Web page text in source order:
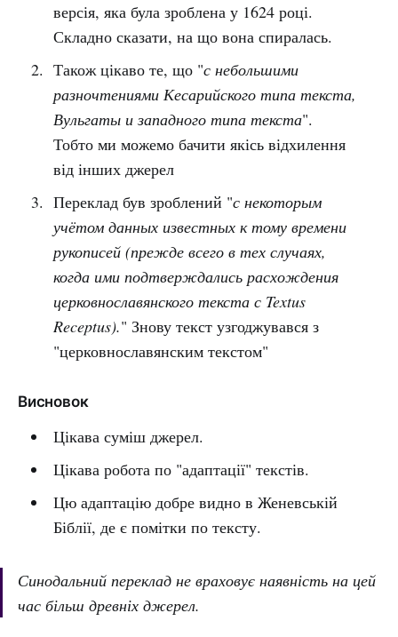
версія, яка була зроблена у 1624 році.
Складно сказати, на що вона спиралась.
Також цікаво те, що "с небольшими
разночтениями Кесарийского типа текста,
Вульгаты и западного типа текста".
Тобто ми можемо бачити якісь відхилення
від інших джерел
Переклад був зроблений "с некоторым
учётом данных известных к тому времени
рукописей (прежде всего в тех случаях,
когда ими подтверждались расхождения
церковнославянского текста с Textus
Receptus)." Знову текст узгоджувався з
"церковнославянским текстом"
Висновок
Цікава суміш джерел.
Цікава робота по "адаптації" текстів.
Цю адаптацію добре видно в Женевській
Біблії, де є помітки по тексту.
Синодальний переклад не враховує наявність на цей
час більш древніх джерел.